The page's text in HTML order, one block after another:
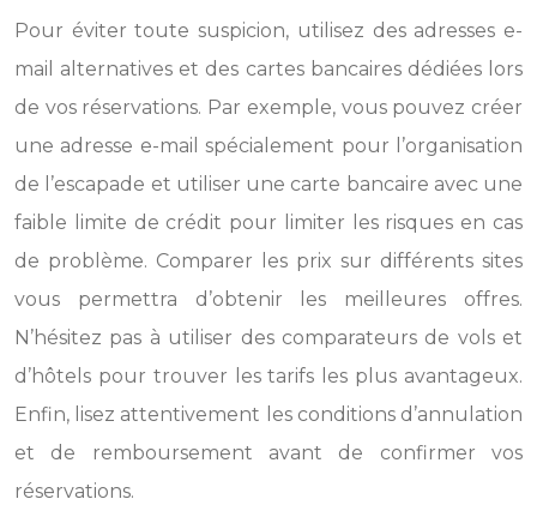
Pour éviter toute suspicion, utilisez des adresses e-
mail alternatives et des cartes bancaires dédiées lors
de vos réservations. Par exemple, vous pouvez créer
une adresse e-mail spécialement pour l’organisation
de l’escapade et utiliser une carte bancaire avec une
faible limite de crédit pour limiter les risques en cas
de problème. Comparer les prix sur différents sites
vous permettra d’obtenir les meilleures offres.
N’hésitez pas à utiliser des comparateurs de vols et
d’hôtels pour trouver les tarifs les plus avantageux.
Enfin, lisez attentivement les conditions d’annulation
et de remboursement avant de confirmer vos
réservations.